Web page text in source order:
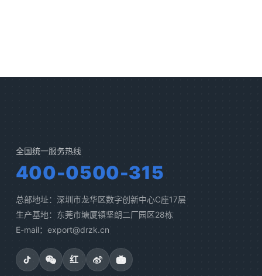
全国统一服务热线
400-0500-315
总部地址：深圳市龙华区数字创新中心C座17层
生产基地：东莞市塘厦镇坚朗二厂园区28栋
E-mail：export@drzk.cn
红